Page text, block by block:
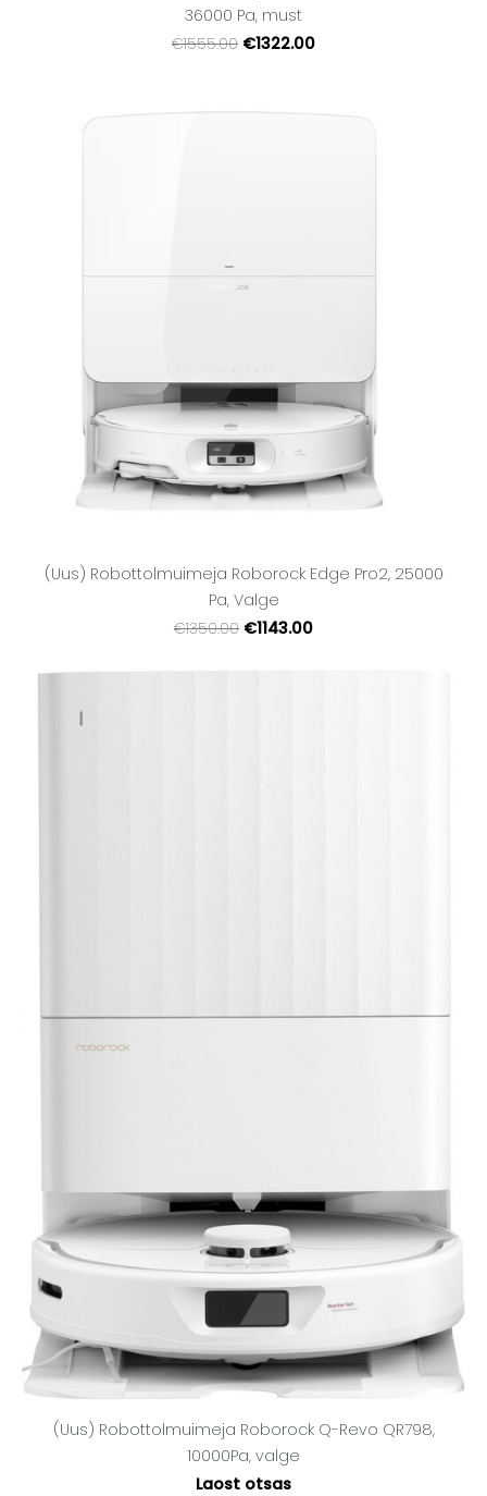
36000 Pa, must
€1555.00 €1322.00
(Uus) Robottolmuimeja Roborock Edge Pro2, 25000
Pa, Valge
€1350.00 €1143.00
(Uus) Robottolmuimeja Roborock Q-Revo QR798,
10000Pa, valge
Laost otsas